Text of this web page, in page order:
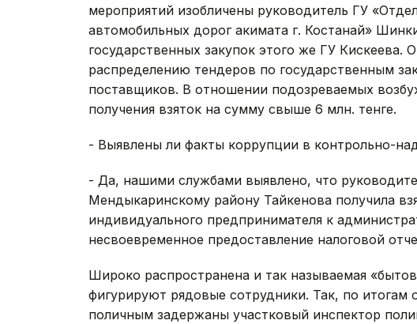
мероприятий изобличены руководитель ГУ
автомобильных дорог акимата г. Костанай»
государственных закупок этого же ГУ Кискеева.
распределению тендеров по государственным
поставщиков. В отношении подозреваемых
получения взяток на сумму свыше 6 млн. тенге.
- Выявлены ли факты коррупции в контрольно-
- Да, нашими службами выявлено, что
Мендыкаринскому району Тайкенова получила
индивидуального предпринимателя к
несвоевременное предоставление налоговой
Широко распространена и так называемая
фигурируют рядовые сотрудники. Так, по
поличным задержаны участковый инспектор